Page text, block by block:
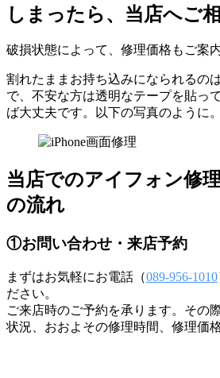
しまったら、当店へご
破損状態によって、修理価格もご案
割れたままお持ち込みになられるの
で、不安な方は透明なテープを貼っ
ば大丈夫です。以下の写真のように。
当店でのアイフォン修
の流れ
①お問い合わせ・来店予約
まずはお気軽にお電話（089-956-1010
ださい。
ご来店時のご予約を承ります。その
状況、おおよその修理時間、修理価